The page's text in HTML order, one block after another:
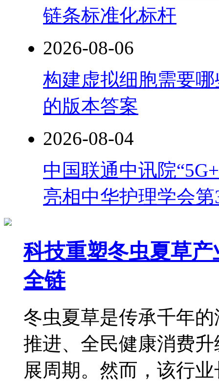
链条标准化标杆
2026-08-06
构建虚拟细胞需要
的版本答案
2026-08-04
中国联通中讯院
亮相中华护理学会
科技重塑冬虫夏草
全链
冬虫夏草是传承千年
推进、全民健康消费
展周期。然而，该行